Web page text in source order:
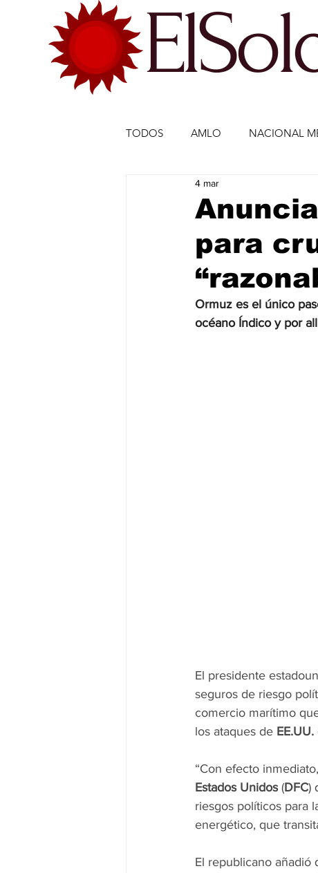
TODOS AMLO NACIONAL
ECONOMÍA MÉXICO
DEPORTES DEPORTES
ESTADOS-POLÍTICA
para
4 mar
Ormuz es el único
océano Índico y por
El presidente
seguros de riesgo
comercio marítimo
los ataques de EE.UU.
“Con efecto
Estados Unidos (DFC)
riesgos políticos para
energético, que
El republicano añadió